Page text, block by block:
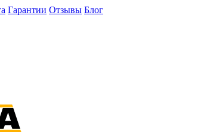
Гарантии Отзывы Блог